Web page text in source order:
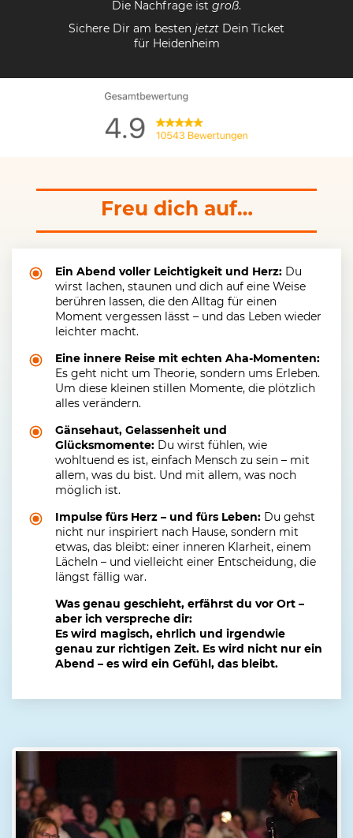
Die Nachfrage ist groß.
Sichere Dir am besten jetzt Dein Ticket
für Heidenheim
Freu dich auf…
Ein Abend voller Leichtigkeit und Herz: Du
wirst lachen, staunen und dich auf eine Weise
berühren lassen, die den Alltag für einen
Moment vergessen lässt – und das Leben wieder
leichter macht.
Eine innere Reise mit echten Aha-Momenten:
Es geht nicht um Theorie, sondern ums Erleben.
Um diese kleinen stillen Momente, die plötzlich
alles verändern.
Gänsehaut, Gelassenheit und
Glücksmomente: Du wirst fühlen, wie
wohltuend es ist, einfach Mensch zu sein – mit
allem, was du bist. Und mit allem, was noch
möglich ist.
Impulse fürs Herz – und fürs Leben: Du gehst
nicht nur inspiriert nach Hause, sondern mit
etwas, das bleibt: einer inneren Klarheit, einem
Lächeln – und vielleicht einer Entscheidung, die
längst fällig war.
Was genau geschieht, erfährst du vor Ort –
aber ich verspreche dir:
Es wird magisch, ehrlich und irgendwie
genau zur richtigen Zeit. Es wird nicht nur ein
Abend – es wird ein Gefühl, das bleibt.